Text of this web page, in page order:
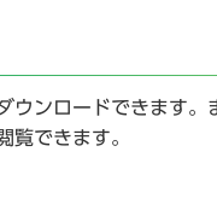
ウンロードできます
覧できます。